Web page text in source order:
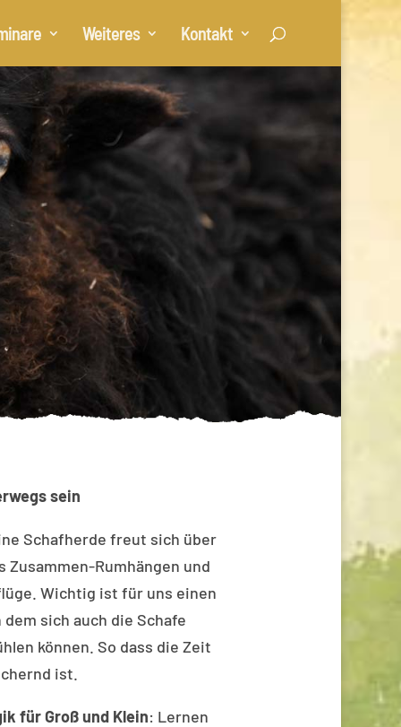
Weiteres Kontakt
sein
Schafherde freut sich über
Rumhängen und
Wichtig ist für uns einen
sich auch die Schafe
können. So dass die Zeit
ist.
für Groß und Klein: Lernen